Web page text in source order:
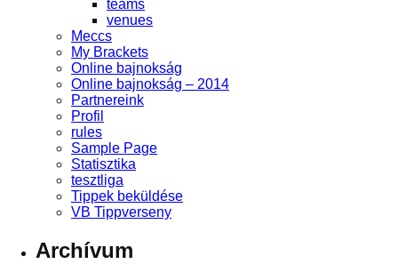
teams
venues
Meccs
My Brackets
Online bajnokság
Online bajnokság – 2014
Partnereink
Profil
rules
Sample Page
Statisztika
tesztliga
Tippek beküldése
VB Tippverseny
Archívum